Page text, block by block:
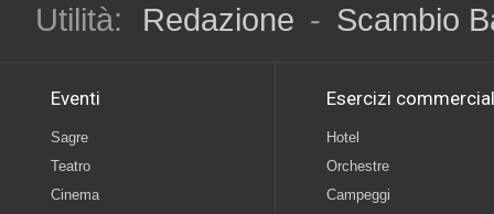
Utilità:
Redazione - Scambio
Eventi
Sagre
Teatro
Cinema
Esercizi
Hotel
Orchestre
Campeggi